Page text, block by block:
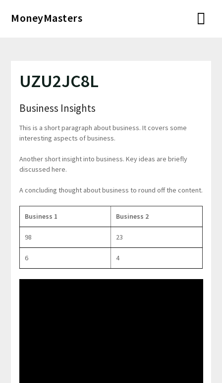
MoneyMasters
UZU2JC8L
Business Insights
This is a short paragraph about business. It covers some
interesting aspects of business.
Another short insight into business. Key ideas are briefly
discussed here.
A concluding thought about business to round off the content.
Business 1 Business 2
98 23
6 4